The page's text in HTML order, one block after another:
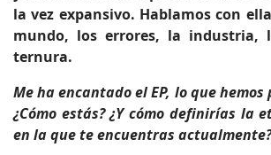
la vez expansivo. Hablamos con
mundo, los errores, la industria,
ternura.
Me ha encantado el EP, lo que hemos
¿Cómo estás? ¿Y cómo definirías la
en la que te encuentras actualmente?